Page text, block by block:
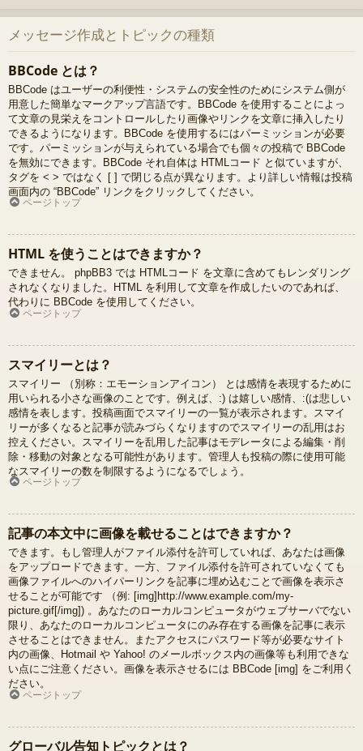
メッセージ作成とトピックの種類
BBCode とは？
BBCode はユーザーの利便性・システムの安全性のためにシステム側が
用意した簡単なマークアップ言語です。BBCode を使用することによっ
て文章の見栄えをコントロールしたり画像やリンクを文章に挿入したり
できるようになります。BBCode を使用するにはパーミッションが必要
です。パーミッションが与えられている場合でも個々の投稿で BBCode
を無効にできます。BBCode それ自体は HTMLコード と似ていますが、
タグを < > ではなく [ ] で閉じる点が異なります。より詳しい情報は投稿
画面内の “BBCode” リンクをクリックしてください。
ページトップ
HTML を使うことはできますか？
できません。 phpBB3 では HTMLコード を文章に含めてもレンダリング
されなくなりました。HTML を利用して文章を作成したいのであれば、
代わりに BBCode を使用してください。
ページトップ
スマイリーとは？
スマイリー （別称：エモーションアイコン） とは感情を表現するために
用いられる小さな画像のことです。例えば、:) は嬉しい感情、:(は悲しい
感情を表します。投稿画面でスマイリーの一覧が表示されます。スマイ
リーが多くなると記事が読みづらくなりますのでスマイリーの乱用はお
控えください。スマイリーを乱用した記事はモデレータによる編集・削
除・移動の対象となる可能性があります。管理人も投稿の際に使用可能
なスマイリーの数を制限するようになるでしょう。
ページトップ
記事の本文中に画像を載せることはできますか？
できます。もし管理人がファイル添付を許可していれば、あなたは画像
をアップロードできます。一方、ファイル添付を許可されていなくても
画像ファイルへのハイパーリンクを記事に埋め込むことで画像を表示さ
せることが可能です （例: [img]http://www.example.com/my-
picture.gif[/img]) 。あなたのローカルコンピュータがウェブサーバでない
限り、あなたのローカルコンピュータにのみ存在する画像を記事に表示
させることはできません。またアクセスにパスワード等が必要なサイト
内の画像、Hotmail や Yahoo! のメールボックス内の画像等も利用できな
い点にご注意ください。画像を表示させるには BBCode [img] をご利用く
ださい。
ページトップ
グローバル告知トピックとは？